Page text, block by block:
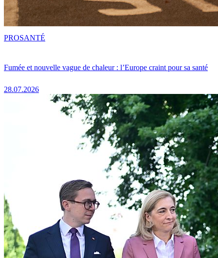
Fumée et nouvelle vague de chaleur : l’Europe craint pour sa santé
28.07.2026
PROSANTÉ